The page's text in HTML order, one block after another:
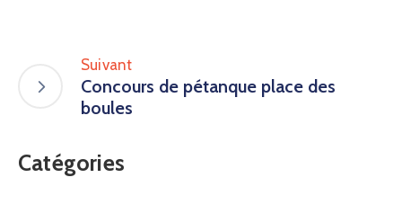
Suivant
Concours de pétanque place des
boules
Catégories